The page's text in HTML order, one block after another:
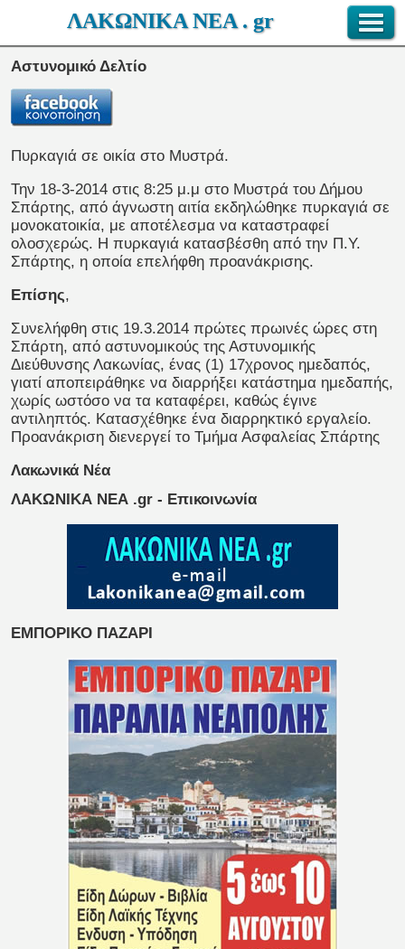
ΛΑΚΩΝΙΚΑ ΝΕΑ . gr
Αστυνομικό Δελτίο
Πυρκαγιά σε οικία στο Μυστρά.
Την 18-3-2014 στις 8:25 μ.μ στο Μυστρά του Δήμου
Σπάρτης, από άγνωστη αιτία εκδηλώθηκε πυρκαγιά σε
μονοκατοικία, με αποτέλεσμα να καταστραφεί
ολοσχερώς. Η πυρκαγιά κατασβέσθη από την Π.Υ.
Σπάρτης, η οποία επελήφθη προανάκρισης.
Επίσης,
Συνελήφθη στις 19.3.2014 πρώτες πρωινές ώρες στη
Σπάρτη, από αστυνομικούς της Αστυνομικής
Διεύθυνσης Λακωνίας, ένας (1) 17χρονος ημεδαπός,
γιατί αποπειράθηκε να διαρρήξει κατάστημα ημεδαπής,
χωρίς ωστόσο να τα καταφέρει, καθώς έγινε
αντιληπτός. Κατασχέθηκε ένα διαρρηκτικό εργαλείο.
Προανάκριση διενεργεί το Τμήμα Ασφαλείας Σπάρτης
Λακωνικά Νέα
ΛΑΚΩΝΙΚΑ ΝΕΑ .gr - Επικοινωνία
ΕΜΠΟΡΙΚΟ ΠΑΖΑΡΙ